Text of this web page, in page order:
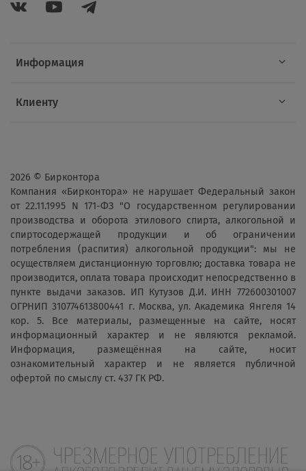
Информация
Клиенту
2026 © Бирконтора
Компания «Бирконтора» не нарушает Федеральный закон
от 22.11.1995 N 171-ФЗ "О государственном регулировании
производства и оборота этилового спирта, алкогольной и
спиртосодержащей продукции и об ограничении
потребления (распития) алкогольной продукции": мы не
осуществляем дистанционную торговлю; доставка товара не
производится, оплата товара происходит непосредственно в
пункте выдачи заказов. ИП Кутузов Д.И. ИНН 772600301007
ОГРНИП 310774613800441 г. Москва, ул. Академика Янгеля 14
кор. 5. Все материалы, размещенные на сайте, носят
информационный характер и не являются рекламой.
Информация, размещённая на сайте, носит
ознакомительный характер и не является публичной
офертой по смыслу ст. 437 ГК РФ.